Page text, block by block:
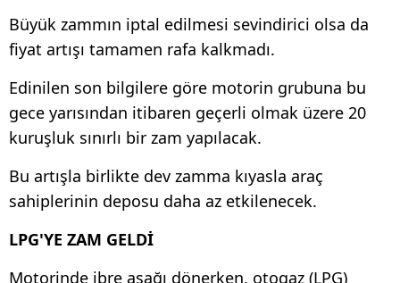
Büyük zammın iptal edilmesi sevindirici olsa da
fiyat artışı tamamen rafa kalkmadı.
Edinilen son bilgilere göre motorin grubuna bu
gece yarısından itibaren geçerli olmak üzere 20
kuruşluk sınırlı bir zam yapılacak.
Bu artışla birlikte dev zamma kıyasla araç
sahiplerinin deposu daha az etkilenecek.
LPG'YE ZAM GELDİ
Motorinde ibre aşağı dönerken, otogaz (LPG)